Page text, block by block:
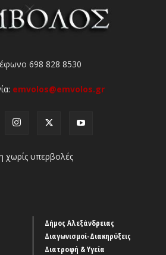
698 828 8530
emvolos@emvolos.gr
χωρίς υπερβολές
Δήμος Αλεξάνδρειας
Διαγωνισμοί-Διακηρύξεις
Διατροφή & Υγεία